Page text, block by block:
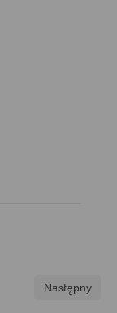
Następny